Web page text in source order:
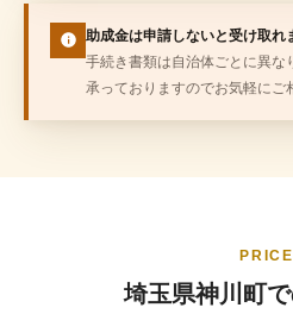
助成金は申請しないと受け取れ
手続き書類は自治体ごとに異な
承っておりますのでお気軽にご
PRICE
埼玉県神川町